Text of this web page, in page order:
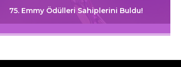
75. Emmy Ödülleri Sahiplerini Buldu!